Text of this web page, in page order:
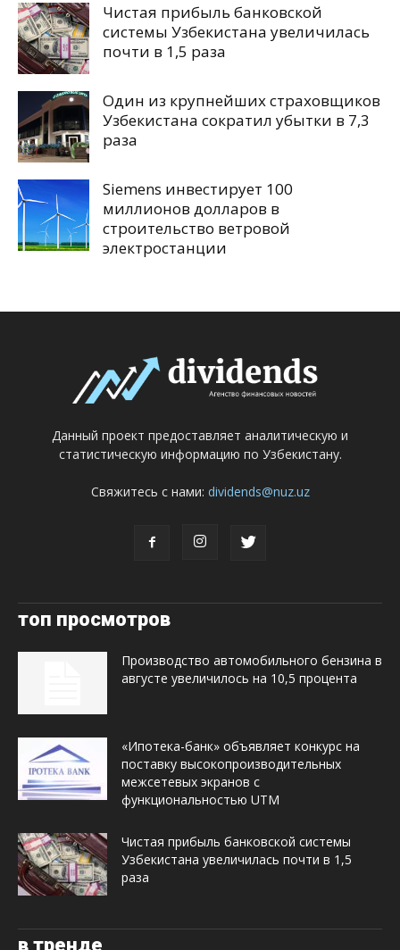
Чистая прибыль банковской
системы Узбекистана увеличилась
почти в 1,5 раза
Один из крупнейших страховщиков
Узбекистана сократил убытки в 7,3
раза
Siemens инвестирует 100
миллионов долларов в
строительство ветровой
электростанции
Данный проект предоставляет аналитическую и
статистическую информацию по Узбекистану.
Свяжитесь с нами: dividends@nuz.uz
топ просмотров
Производство автомобильного бензина в
августе увеличилось на 10,5 процента
«Ипотека-банк» объявляет конкурс на
поставку высокопроизводительных
межсетевых экранов с
функциональностью UTM
Чистая прибыль банковской системы
Узбекистана увеличилась почти в 1,5
раза
в тренде